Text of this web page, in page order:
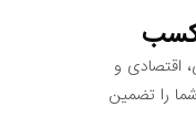
کسب
اقتصادی و
را تضمین